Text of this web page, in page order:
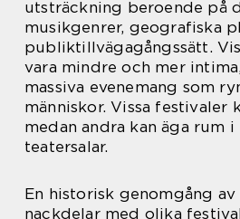
utsträckning beroende på
musikgenrer, geografiska
publiktillvägagångssätt.
vara mindre och mer
massiva evenemang som
människor. Vissa festivaler
medan andra kan äga rum
teatersalar.
En historisk genomgång
nackdelar med olika